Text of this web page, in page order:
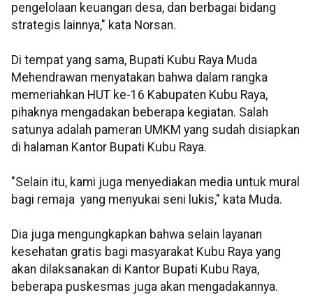
pengelolaan keuangan desa, dan berbagai bidang
strategis lainnya," kata Norsan.
Di tempat yang sama, Bupati Kubu Raya Muda
Mehendrawan menyatakan bahwa dalam rangka
memeriahkan HUT ke-16 Kabupaten Kubu Raya,
pihaknya mengadakan beberapa kegiatan. Salah
satunya adalah pameran UMKM yang sudah disiapkan
di halaman Kantor Bupati Kubu Raya.
"Selain itu, kami juga menyediakan media untuk mural
bagi remaja yang menyukai seni lukis," kata Muda.
Dia juga mengungkapkan bahwa selain layanan
kesehatan gratis bagi masyarakat Kubu Raya yang
akan dilaksanakan di Kantor Bupati Kubu Raya,
beberapa puskesmas juga akan mengadakannya.